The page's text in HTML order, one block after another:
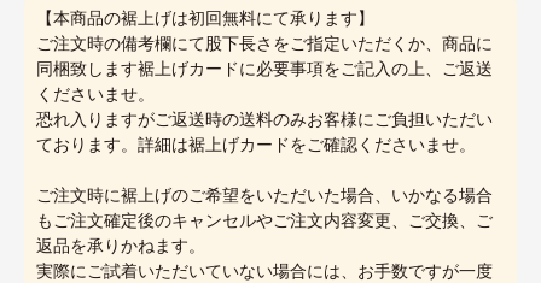
【本商品の裾上げは初回無料にて承ります】
ご注文時の備考欄にて股下長さをご指定いただくか、商品に
同梱致します裾上げカードに必要事項をご記入の上、ご返送
くださいませ。
恐れ入りますがご返送時の送料のみお客様にご負担いただい
ております。詳細は裾上げカードをご確認くださいませ。
ご注文時に裾上げのご希望をいただいた場合、いかなる場合
もご注文確定後のキャンセルやご注文内容変更、ご交換、ご
返品を承りかねます。
実際にご試着いただいていない場合には、お手数ですが一度